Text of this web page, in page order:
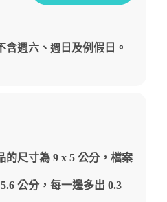
含週六、 週 日及例假日。
的尺寸為 9 x 5 公分，檔案
公分，每一邊多出 0.3